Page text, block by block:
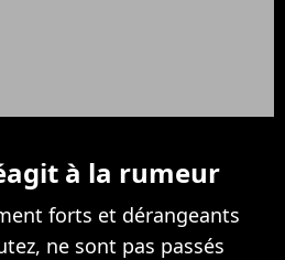
à la rumeur
forts et dérangeants
ne sont pas passés